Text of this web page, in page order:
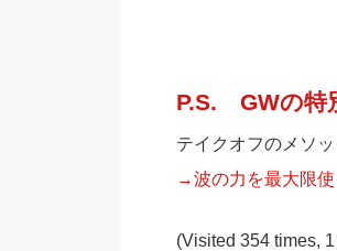
P.S. GWの特
テイクオフのメソ
→波の力を最大限
(Visited 354 times,